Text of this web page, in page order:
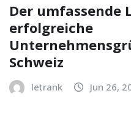
Der umfassende
erfolgreiche
Schweiz
letrank Jun 26,